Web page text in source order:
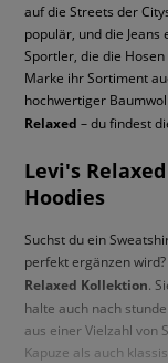
auf die Streets der
populär, und die
Sportler, die die
Marke ihr Sortiment
hochwertiger
Relaxed – du findest
Levi's
Hoodies
Suchst du ein
perfekt ergänzen
Relaxed Kollektion.
halte auch nach
aus einer Vielzahl von
Kapuze als auch